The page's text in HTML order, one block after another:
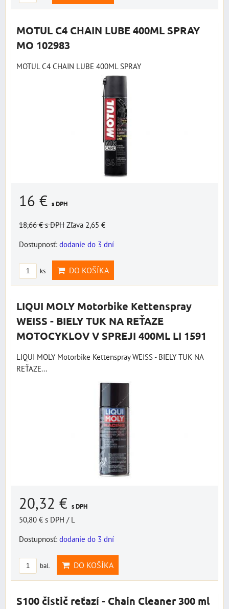
MOTUL C4 CHAIN LUBE 400ML SPRAY
MO 102983
MOTUL C4 CHAIN LUBE 400ML SPRAY
16 € s DPH
18,66 €s DPH Zľava 2,65 €
Dostupnosť: dodanie do 3 dní
ks DO KOŠÍKA
LIQUI MOLY Motorbike Kettenspray
WEISS - BIELY TUK NA REŤAZE
MOTOCYKLOV V SPREJI 400ML LI 1591
LIQUI MOLY Motorbike Kettenspray WEISS - BIELY TUK NA
REŤAZE...
20,32 € s DPH
50,80 € s DPH / L
Dostupnosť: dodanie do 3 dní
bal. DO KOŠÍKA
S100 čistič reťazí - Chain Cleaner 300 ml